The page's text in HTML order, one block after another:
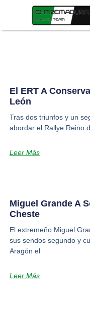
El ERT A
León
Tras dos triunfos y un
abordar el Rallye Reino
Leer Más
Miguel Grande A
Cheste
El extremeño Miguel
sus sendos segundo y
Aragón el
Leer Más